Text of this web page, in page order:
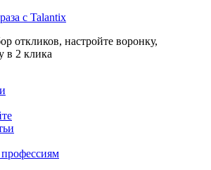
с Talantix
откликов, настройте воронку,
в 2 клика